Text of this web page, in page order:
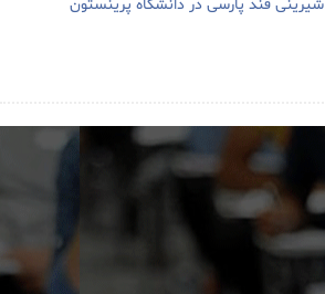
شیرینی قند پارسی در دانشگاه پرینستون